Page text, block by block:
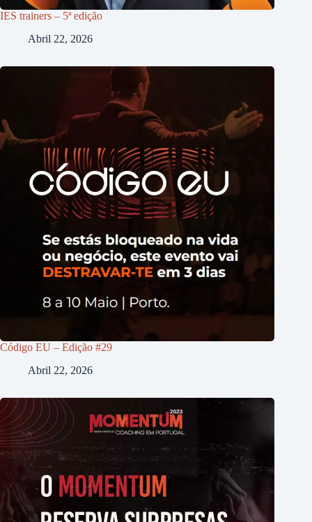
IES trainers – 5ª edição
Abril 22, 2026
Código EU – Edição #29
Abril 22, 2026